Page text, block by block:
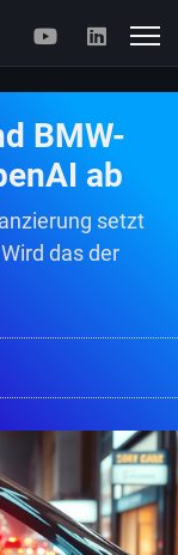
BMW-
ab
setzt
das der